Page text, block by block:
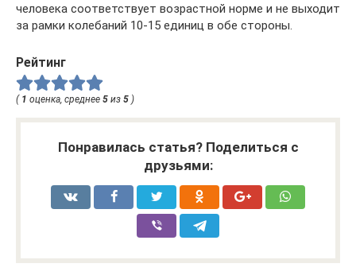
человека соответствует возрастной норме и не выходит
за рамки колебаний 10-15 единиц в обе стороны.
Рейтинг
( 1 оценка, среднее 5 из 5 )
Понравилась статья? Поделиться с
друзьями: